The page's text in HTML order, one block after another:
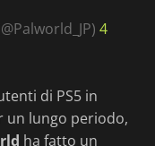
4
di PS5 in
un lungo periodo,
ha fatto un